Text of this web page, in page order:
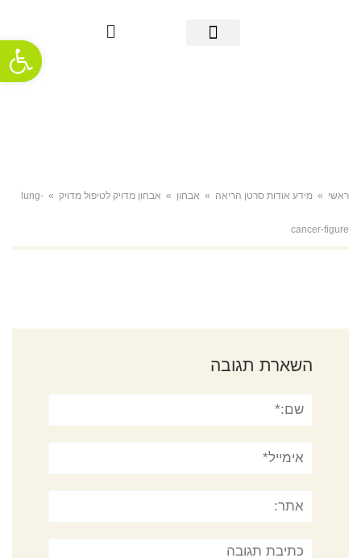
ראשי » מידע אודות סרטן הריאה » אבחון » אבחון מדויק לטיפול מדויק »
lung-
cancer-figure
השארת תגובה
אימייל*
תגובה
פתח